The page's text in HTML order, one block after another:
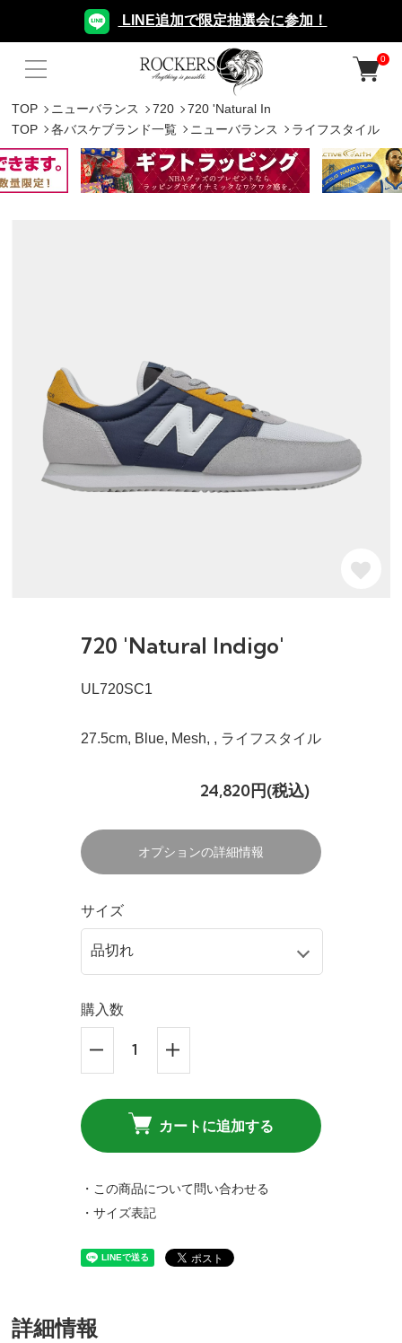
LINE追加で限定抽選会に参加！
0
TOP ニューバランス 720
720 'Natural In
TOP
各バスケブランド一覧 ニューバランス ライフスタイル
720 'Natural Indigo'
UL720SC1
27.5cm, Blue, Mesh, , ライフスタイル
24,820円(税込)
オプションの詳細情報
サイズ
購入数
カートに追加する
・この商品について問い合わせる
・サイズ表記
詳細情報